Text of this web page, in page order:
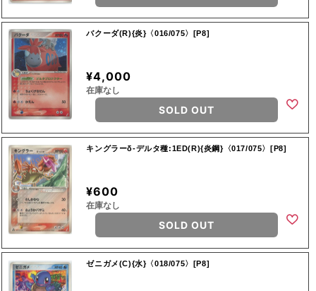
バクーダ(R){炎}〈016/075〉[P8]
¥4,000
在庫なし
SOLD OUT
キングラーδ-デルタ種:1ED(R){炎鋼}〈017/075〉[P8]
¥600
在庫なし
SOLD OUT
ゼニガメ(C){水}〈018/075〉[P8]